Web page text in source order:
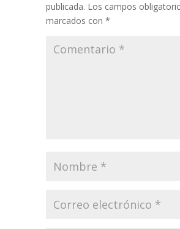
publicada. Los campos
marcados con *